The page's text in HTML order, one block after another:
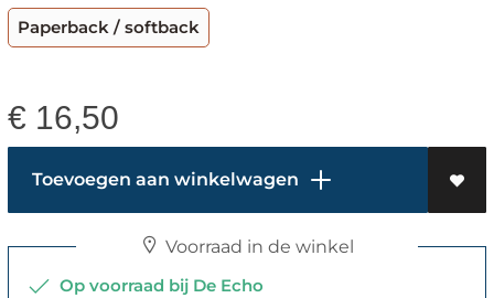
Paperback / softback
€ 16,50
Toevoegen aan winkelwagen
Voorraad in de winkel
Op voorraad bij De Echo